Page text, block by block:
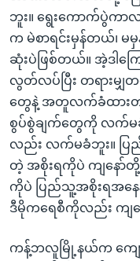
ဘူး။ ရွေးကောက်ပွဲကာ
က မဲစာရင်းမှန်တယ်၊
ဆုံးပဲဖြစ်တယ်။ အဲ့ဒါက
လွတ်လပ်ပြီး တရားမ
တွေနဲ့ အတူလက်ခံထားတ
စွပ်စွဲချက်တွေကို လက်မ
လည်း လက်မခံဘူး။ ပြ
တဲ့ အစိုးရကိုပဲ ကျနော်
ကိုပဲ ပြည်သူ့အစိုးရအနေနဲ့
ဒီမိုကရေစီကိုလည်း ကျန
ကန့်ဘလူမြို့နယ်က ကျော